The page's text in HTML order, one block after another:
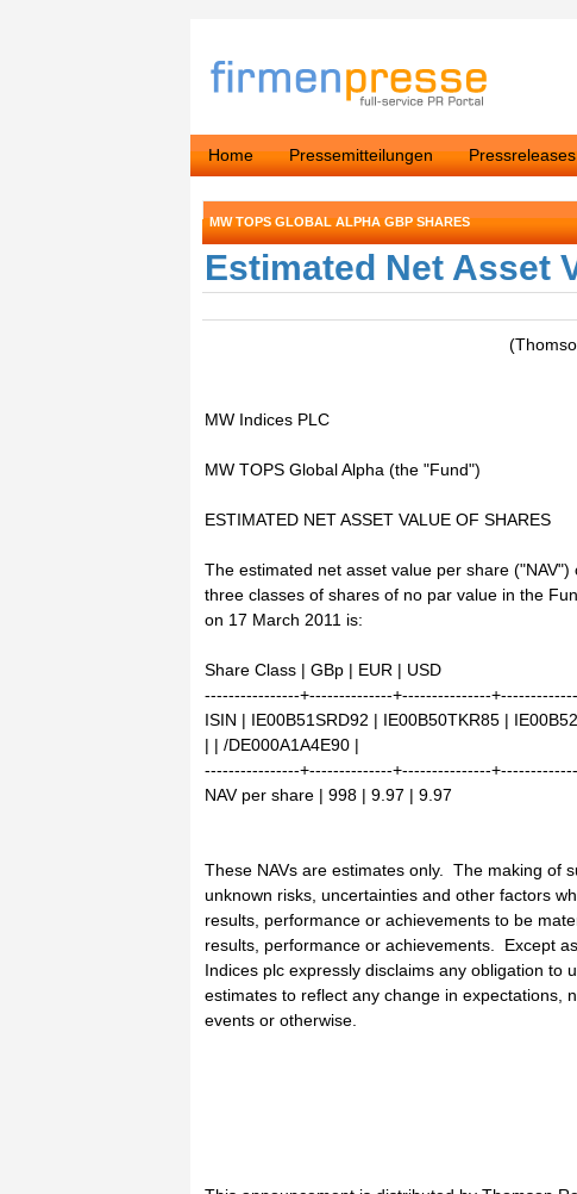
Home Pressemitteilungen Pressreleases
MW TOPS GLOBAL ALPHA GBP SHARES
Estimated Net Asset
MW Indices PLC
MW TOPS Global Alpha (the "Fund")
ESTIMATED NET ASSET VALUE OF SHARES
The estimated net asset value per share
three classes of shares of no par value in the
on 17 March 2011 is:
Share Class | GBp | EUR | USD
----------------+--------------+---------------
ISIN | IE00B51SRD92 | IE00B50TKR85 |
| | /DE000A1A4E90 |
----------------+--------------+---------------
NAV per share | 998 | 9.97 | 9.97
These NAVs are estimates only. The making of
unknown risks, uncertainties and other factors
results, performance or achievements to be
results, performance or achievements. Except
Indices plc expressly disclaims any obligation to
estimates to reflect any change in expectations,
events or otherwise.